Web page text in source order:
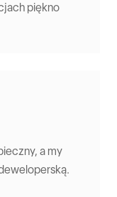
piękno
a my